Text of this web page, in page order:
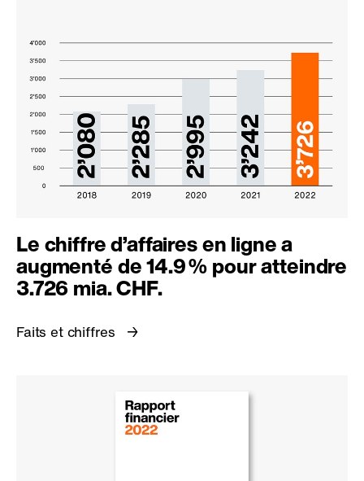
Le chiffre d’affaires en ligne a
augmenté de14.9 %pour atteindre
3.726 mia. CHF.
Faits et chiffres